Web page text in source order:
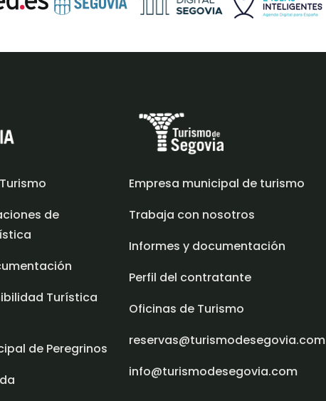
de
Turística
de Peregrinos
Empresa municipal de turismo
Trabaja con nosotros
Informes y documentación
Perfil del contratante
Oficinas de Turismo
reservas@turismodesegovia.com
info@turismodesegovia.com